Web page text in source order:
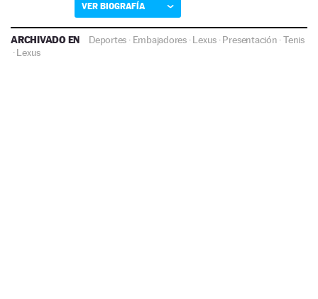
VER BIOGRAFÍA
ARCHIVADO EN Deportes · Embajadores·Lexus ·Presentación ·Tenis
·Lexus